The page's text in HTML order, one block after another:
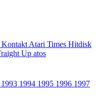
Kontakt Atari Times Hitdisk
Up atos
1993 1994 1995 1996 1997